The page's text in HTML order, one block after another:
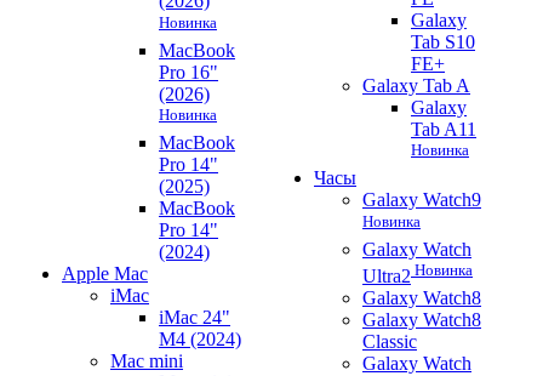
Новинка
MacBook
Pro 16"
(2026)
Новинка
MacBook
Pro 14"
(2025)
MacBook
Pro 14"
(2024)
Apple Mac
iMac
iMac 24"
M4 (2024)
Mac mini
Galaxy
Tab S10
FE+
Galaxy Tab A
Galaxy
Tab A11
Новинка
Часы
Galaxy Watch9
Новинка
Galaxy Watch
Ultra2 Новинка
Galaxy Watch8
Galaxy Watch8
Classic
Galaxy Watch